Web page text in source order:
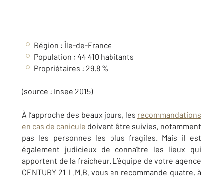
Région : Île-de-France
Population : 44 410 habitants
Propriétaires : 29,8 %
(source : Insee 2015)
À l’approche des beaux jours, les recommandations
en cas de canicule doivent être suivies, notamment
pas les personnes les plus fragiles. Mais il est
également judicieux de connaître les lieux qui
apportent de la fraîcheur. L’équipe de votre agence
CENTURY 21 L.M.B. vous en recommande quatre, à